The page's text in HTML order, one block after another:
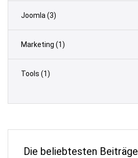
Joomla (3)
Marketing (1)
Tools (1)
Die beliebtesten Beiträge